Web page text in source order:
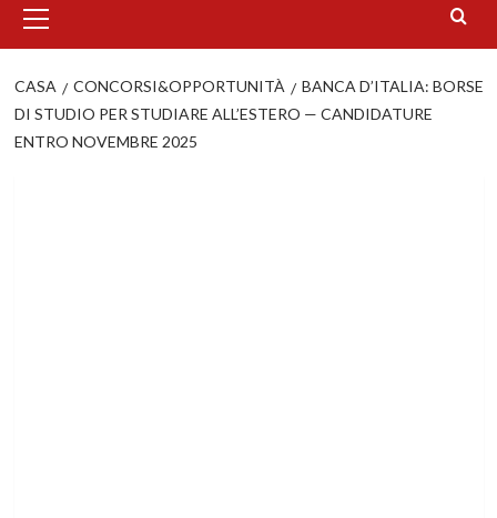
principale
CASA CONCORSI&OPPORTUNITÀ
BANCA D’ITALIA: BORSE
DI STUDIO PER STUDIARE ALL’ESTERO — CANDIDATURE
ENTRO NOVEMBRE 2025